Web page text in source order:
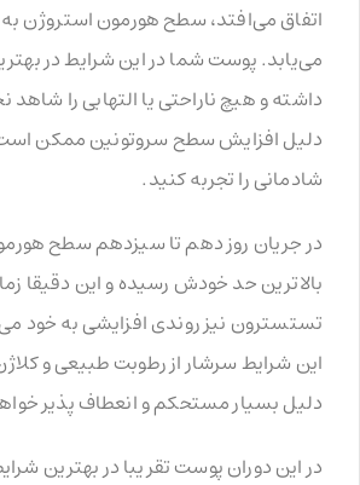
اتفاق می‌افتد، سطح هورمون استروژن به
می‌یابد. پوست شما در این شرایط در
داشته و هیچ ناراحتی یا التهابی را شاهد
دلیل افزایش سطح سروتونین ممکن
شادمانی را تجربه کنید.
در جریان روز دهم تا سیزدهم سطح
بالاترین حد خودش رسیده و این دقیقا
تستسترون نیز روندی افزایشی به خود
این شرایط سرشار از رطوبت طبیعی و
دلیل بسیار مستحکم و انعطاف پذیر
در این دوران پوست تقریبا در بهترین